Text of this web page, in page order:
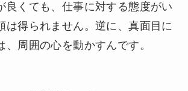
良くても、仕事に対する態度がい
は得られません。逆に、真面目に
、周囲の心を動かすんです。